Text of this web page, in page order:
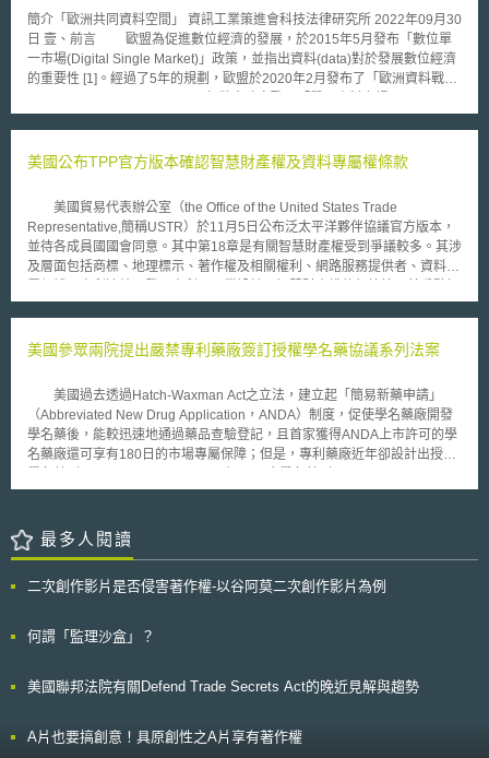
起3-5年內應提出。 若ITC對於營業秘密盜用調查成立，請求人可取得
排除令（exclusion order）禁止因盜用營業秘密產生的商品進入美國，也可
取得制止令（cease-and-desist order）停止已在美國的被訴產品銷售。雖
然ITC不能提供金錢賠償，但企業可同時向聯邦或州法院提出訴訟請求金錢
賠償，且與專利案件不同，ITC關於營業秘密調查的勝利對於尋求金錢賠償
營業秘密盜用者不在美國或需要在短時間取得調查結果的情況，尋求ITC營
（https://www.tips.org.tw）」
簡介「歐洲共同資料空間」 資訊工業策進會科技法律研究所 2022年09月30
日 壹、前言 歐盟為促進數位經濟的發展，於2015年5月發布「數位單
一市場(Digital Single Market)」政策，並指出資料(data)對於發展數位經濟
的重要性 [1]。經過了5年的規劃，歐盟於2020年2月發布了「歐洲資料戰略
market)」的具體措施與進程。 歐盟執委會(European Commission)在
創造一個有吸引力的市場環境，其目標就是建立「歐洲共同資料空間
間」的發展背景與現況。 資料來源：作者自繪 圖一 「歐洲共同資料空間」
的政策發展脈絡 貳、「歐洲共同資料空間」的發展背景 一、源起 歐盟
期待能建立一個真正單獨且對全世界開放的資料市場，各類資料能安全地存
放其中，企業可輕易地近用高品質的產業資料，以加速企業的成長並創造更
高的經濟價值[3]。在此資料空間中，資料的使用需要符合歐盟的法規，且所
範。因此，歐盟陸續制定相關法律和標準，建設相關基礎設施，期望能促進
雲(European Open Science Cloud, EOSC)」的經驗為基礎[5] ，聚焦9個重
個重點產業領域 產業/領域 發展資料空間的目標 1 工業/製造業資料空間 挖
掘「非個人資料」的潛在價值，以強化歐盟工業的競爭力，預計在2027年
可以創造1.5兆歐元的產值 2 綠色協議(Green Deal)資料空間 支持氣候變
遷、循環經濟、零污染、生物多樣性等行動 3 交通移動(Mobility)資料空間
強化運輸和交通移動資料庫的近用、整合、共享，確保歐盟的智慧運輸系統
在全球的領先地位。 4 健康資料空間[6] 提升疾病預防、檢測、治療的發
創新、市場透明度、永續金融 6 能源資料空間 透過安全和可信任的方式進
行跨部門的資料共享，提升資料的可利用性，促進低碳的落實 7 農業資料空
administrations)資料空間 提高政府支出的透明性和問責，強化政府科技、
動市場需求的落差 資料來源：整理自歐盟執委會2022年2月發布的工作報告
Council）認為需要加速建立共同資料空間，並請歐盟執委會說明各產業領
2022年2月出版的工作報告指出，所謂的資料空間可以定義為相互信任夥伴
間的一種資料關係，參與夥伴在儲存和共享資料時必須適用相同的標準和規
美國公布TPP官方版本確認智慧財產權及資料專屬權條款
美國貿易代表辦公室（the Office of the United States Trade
Representative,簡稱USTR）於11月5日公布泛太平洋夥伴協議官方版本，
並待各成員國國會同意。其中第18章是有關智慧財產權受到爭議較多。其涉
及層面包括商標、地理標示、著作權及相關權利、網路服務提供者、資料專
下： （1）商標：TPP規定不得以視覺可感知的標識作為申請商標註冊的要
（3）著作權及相關權利：其中最重要者為將著作、表演或錄音物的著作權
法律誘因，免除其可能擔負的共同侵權責任，鼓勵其與著作權人合作，共同
遏止網路侵權。 （5）資料專屬保護：TPP要求對農藥或醫藥品提供資料專
屬保護，保護期間為新化學性農藥至少10年；新成分新藥至少5年；已知藥
品之新適應症、新複方或新投藥方法之臨床資料至少3年；新生物藥品至少8
年或5年（併同其他有效保護市場機制）。 （6）專利連結：TPP要求建立
計之保護。 （9）智慧財產權保護的執行：TPP規定法院有權判決敗訴方負
擔訴訟及律師費用費用；透過行政、司法及海關等層面採取迅速保全措施等
等。
美國參眾兩院提出嚴禁專利藥廠簽訂授權學名藥協議系列法案
美國過去透過Hatch-Waxman Act之立法，建立起「簡易新藥申請」
（Abbreviated New Drug Application，ANDA）制度，促使學名藥廠開發
學名藥後，能較迅速地通過藥品查驗登記，且首家獲得ANDA上市許可的學
名藥廠還可享有180日的市場專屬保障；但是，專利藥廠近年卻設計出授權
Drug）和專利與學名藥訴訟和解協議（Brand-Generic Litigation
為了矯正此種實務發展，今（2007）年初美國參眾兩院先後提出內容
一致的「公平處方藥競爭法案」（Fair Prescription Drug Competition Act,
amend the Federal Food, Drug, and Cosmetic Act to prohibit the
間接製造銷售原廠學名藥，或是授權第三人製造銷售授權學名藥，企圖透過
市佔率。但本法案未禁止專利藥廠與獲得市場專屬保護的學名藥廠簽訂類似
規範將該協議通報FTC和司法部即可。 美國參議院亦提出「保護可負擔
最多人閱讀
二次創作影片是否侵害著作權-以谷阿莫二次創作影片為例
何謂「監理沙盒」？
美國聯邦法院有關Defend Trade Secrets Act的晚近見解與趨勢
A片也要搞創意！具原創性之A片享有著作權